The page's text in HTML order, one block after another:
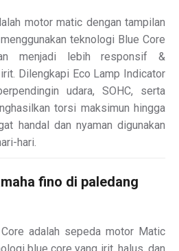
motor matic dengan tampilan
teknologi Blue Core
menjadi lebih responsif &
Dilengkapi Eco Lamp Indicator
udara, SOHC, serta
torsi maksimun hingga
handal dan nyaman digunakan
hari.
fino di paledang
adalah sepeda motor Matic